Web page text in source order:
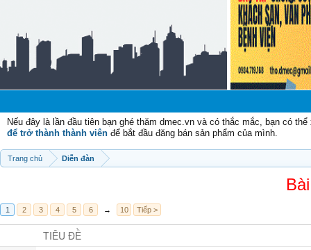
Nếu đây là lần đầu tiên bạn ghé thăm dmec.vn và có thắc mắc, bạn có
để trở thành thành viên để bắt đầu đăng bán sản phẩm của mình.
Trang chủ Diễn đàn
1 2 3 4 5 6 → 10 Tiếp >
TIÊU ĐỀ